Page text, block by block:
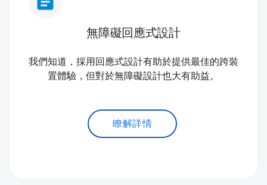
無障礙回應式設計
我們知道，採用回應式設計有助於提供最佳的跨裝
置體驗，但對於無障礙設計也大有助益。
瞭解詳情